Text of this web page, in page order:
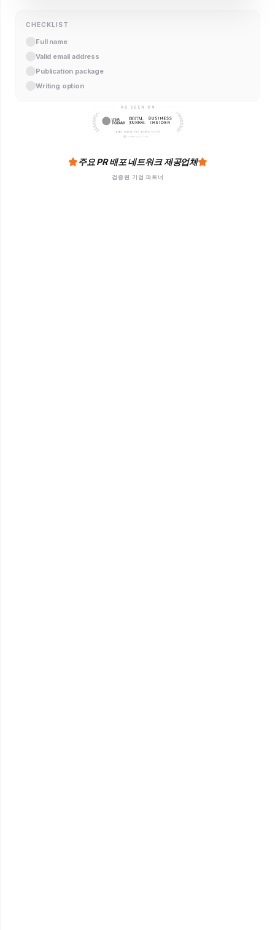
CHECKLIST
Full name
Valid email address
Publication package
Writing option
주요 PR 배포 네트워크 제공업체
검증된 기업 파트너